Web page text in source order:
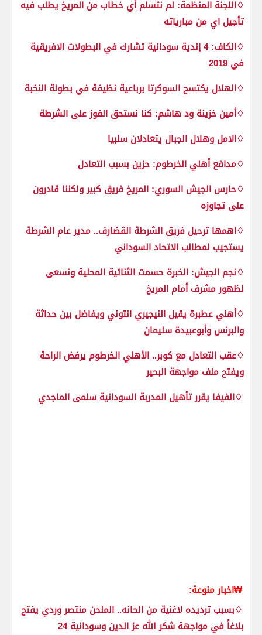
♢اللجنة المنظمة: لم نتسلم أي خطاب من المريخ يطلب فيه
تأجيل اي من مبارياته
♢الكاف: 4 إندية سودانية تشارك في البطولات الافريقية
في 2019
♢الهلال يكتسح السوكرتا برباعية نظيفة في بطولة النخبة
♢أمين خزينة ود هاشم: كنا نستحق الفوز على الشرطة
♢الامل وهلال الجبال يتعادلان سلبيا
♢مدافع أهلي الخرطوم: حزين بسبب التعادل
♢حارس الجيش السوري: المريخ فريق كبير ولكننا قادرون
على تجاوزه
♢اهمها ترحيل فريق الشرطة القضارف.. مدير عام الشرطة
يستجيب لمطالب الاتحاد السوداني
♢نجم الجيش: الخبرة حسمت الثنائية المحلية ونسعى
لظهور مشرف أمام المريخ
♢أهلي عطبرة يقيل النيجيري انتوني ويفاضل بين حداثة
والبرنس وأبوعبيدة سليمان
♢عقب التعادل مع كوبر.. الأهلي الخرطوم يرفض الراحة
ويفتح ملف مواجهة البحير
♢الفيفا يقرر تأهيل المدربة السودانية سلمى الماجدي
₩اخبار منوعة:
♢بسبب ترديده لاغنية من الحانه.. الملحن منتصر وردي يفتح
بلاغاً في مواجهة شكر الله عز الدين وسودانية 24